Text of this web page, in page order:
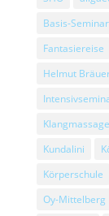
Basis-Seminar
Fantasiereise
Helmut
Kundalini
Körperschule
Oy-Mittelberg